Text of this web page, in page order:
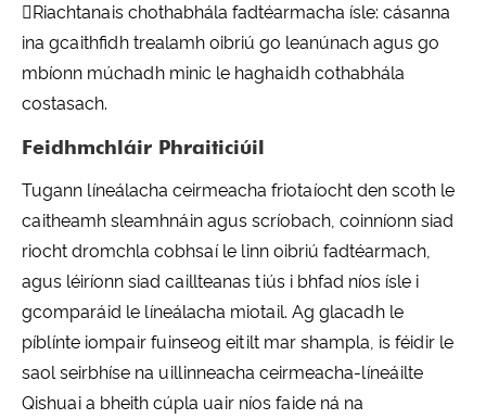
Riachtanais chothabhála fadtéarmacha ísle: cásanna
ina gcaithfidh trealamh oibriú go leanúnach agus go
mbíonn múchadh minic le haghaidh cothabhála
costasach.
Feidhmchláir Phraiticiúil
Tugann líneálacha ceirmeacha friotaíocht den scoth le
caitheamh sleamhnáin agus scríobach, coinníonn siad
riocht dromchla cobhsaí le linn oibriú fadtéarmach,
agus léiríonn siad caillteanas tiús i bhfad níos ísle i
gcomparáid le líneálacha miotail. Ag glacadh le
píblínte iompair fuinseog eitilt mar shampla, is féidir le
saol seirbhíse na uillinneacha ceirmeacha-líneáilte
Qishuai a bheith cúpla uair níos faide ná na